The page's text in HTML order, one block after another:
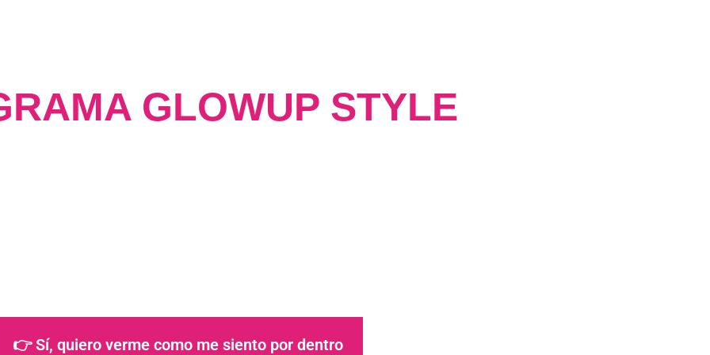
GLOWUP STYLE
👉 Sí, quiero verme como me siento por dentro